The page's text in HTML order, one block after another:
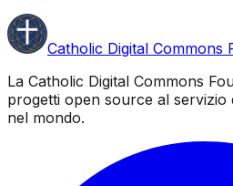
Catholic Digital Commons
La Catholic Digital Commons
progetti open source al servizio
nel mondo.